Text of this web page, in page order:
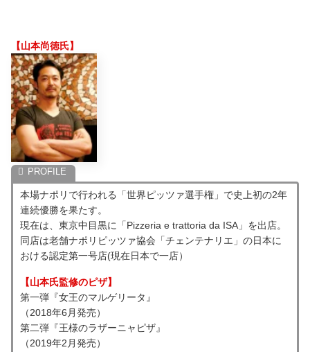
【山本尚徳氏】
本場ナポリで行われる「世界ピッツァ選手権」で史上初の2年
連続優勝を果たす。
現在は、東京中目黒に「Pizzeria e trattoria da ISA」を出店。
同店は老舗ナポリピッツァ協会「チェンテナリエ」の日本に
おける認定第一号店(現在日本で一店）
【山本氏監修のピザ】
第一弾『女王のマルゲリータ』
（2018年6月発売）
第二弾『王様のラザーニャピザ』
（2019年2月発売）